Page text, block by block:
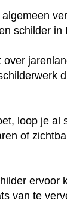
schilder in
over
loop je al
of
ervoor
van te